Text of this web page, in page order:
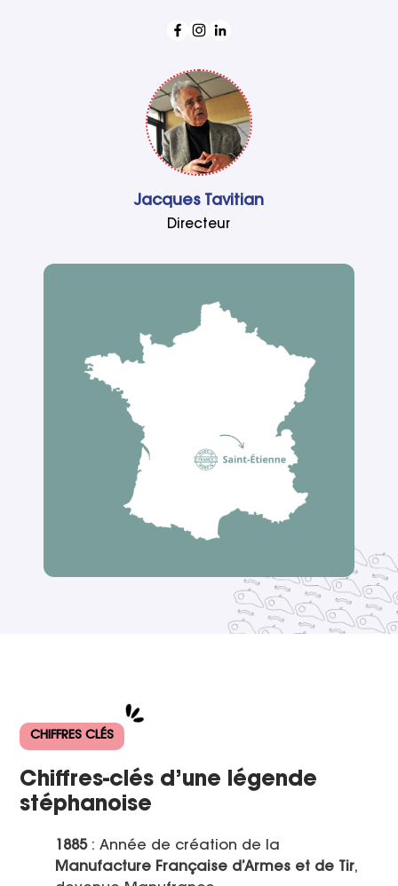
Jacques Tavitian
Directeur
CHIFFRES CLÉS
Chiffres-clés d’une légende
stéphanoise
1885: Année de création de la
Manufacture Française d’Armes et de Tir,